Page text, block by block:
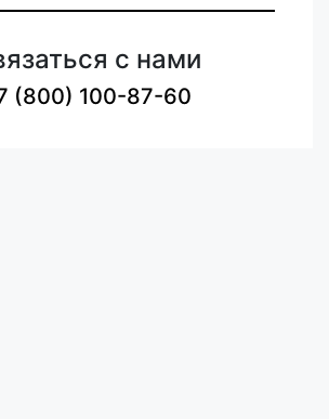
с нами
(800) 100-87-60